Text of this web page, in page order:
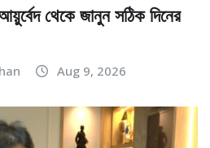
থেকে জানুন সঠিক দিনের
Aug 9, 2026